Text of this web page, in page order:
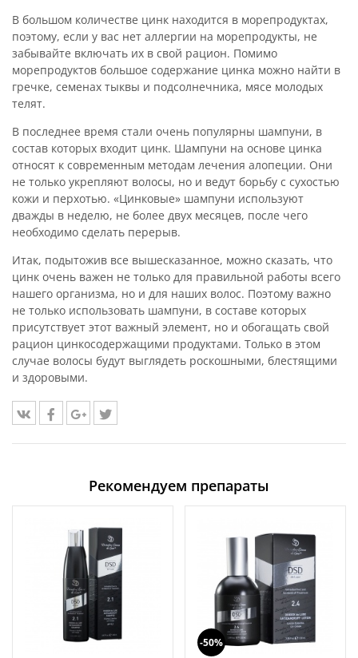
В большом количестве цинк находится в морепродуктах,
поэтому, если у вас нет аллергии на морепродукты, не
забывайте включать их в свой рацион. Помимо
морепродуктов большое содержание цинка можно найти в
гречке, семенах тыквы и подсолнечника, мясе молодых
телят.
В последнее время стали очень популярны шампуни, в
состав которых входит цинк. Шампуни на основе цинка
относят к современным методам лечения алопеции. Они
не только укрепляют волосы, но и ведут борьбу с сухостью
кожи и перхотью. «Цинковые» шампуни используют
дважды в неделю, не более двух месяцев, после чего
необходимо сделать перерыв.
Итак, подытожив все вышесказанное, можно сказать, что
цинк очень важен не только для правильной работы всего
нашего организма, но и для наших волос. Поэтому важно
не только использовать шампуни, в составе которых
присутствует этот важный элемент, но и обогащать свой
рацион цинкосодержащими продуктами. Только в этом
случае волосы будут выглядеть роскошными, блестящими
и здоровыми.
Рекомендуем препараты
-50%